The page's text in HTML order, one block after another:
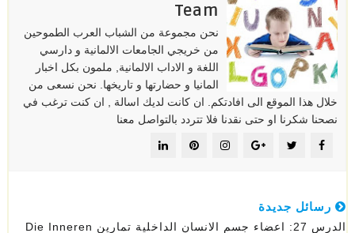
Team
نحن مجموعة من الشباب العرب الطموحين
من خريجي الجامعات الالمانية و دارسي
اللغة و الاداب الالمانية, ملمون بكل اخبار
المانيا و حضارتها و تاريخها. نحن نسعى من
خلال هذا الموقع الى افادتكم. ان كانت لديك اسالة , ان كنت ترغب في
نصحنا شكرنا او حتى نقدنا فلا تتردد بالتواصل معنا
رسائل جديدة
الدرس 27: اعضاء جسم الانسان الداخلية تمارين Die Inneren